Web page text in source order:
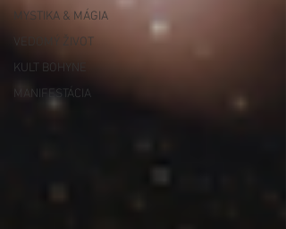
MYSTIKA & MÁGIA
VEDOMÝ ŽIVOT
KULT BOHYNE
MANIFESTÁCIA